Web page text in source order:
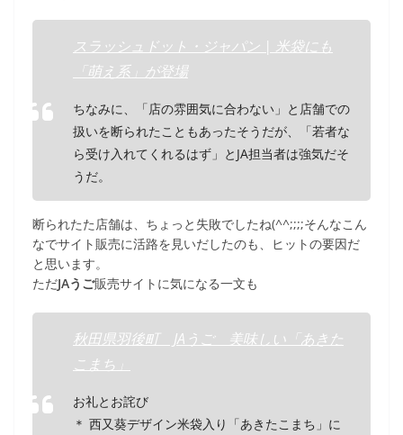
スラッシュドット・ジャパン | 米袋にも
「萌え系」が登場
ちなみに、「店の雰囲気に合わない」と店舗での
扱いを断られたこともあったそうだが、「若者な
ら受け入れてくれるはず」とJA担当者は強気だそ
うだ。
断られたた店舗は、ちょっと失敗でしたね(^^;;;;そんなこん
なでサイト販売に活路を見いだしたのも、ヒットの要因だ
と思います。
ただJAうご販売サイトに気になる一文も
秋田県羽後町 JAうご 美味しい「あきた
こまち」
お礼とお詫び
＊ 西又葵デザイン米袋入り「あきたこまち」に